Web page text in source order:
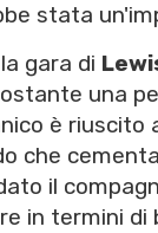
stata
gara di
una
è riuscito
che
il
in termini